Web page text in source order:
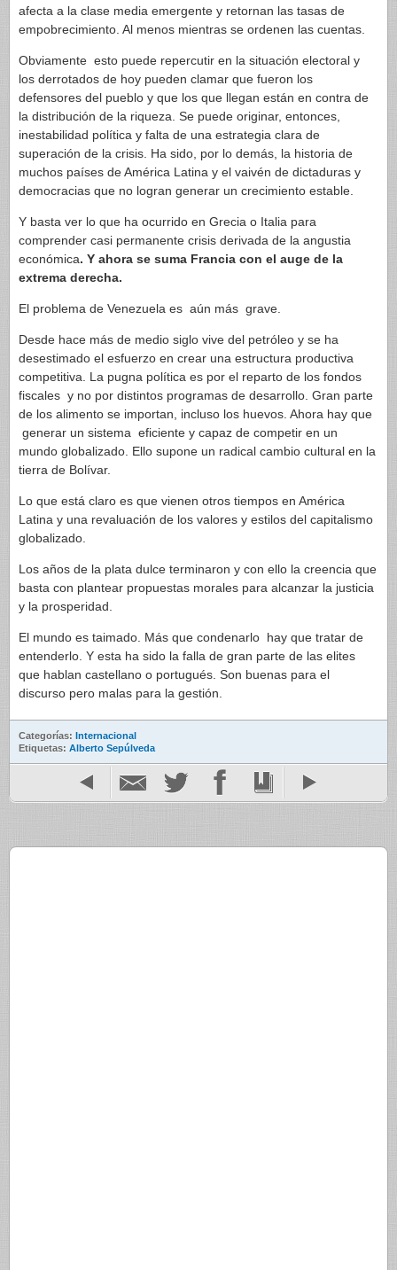
afecta a la clase media emergente y retornan las tasas de
empobrecimiento. Al menos mientras se ordenen las cuentas.
Obviamente esto puede repercutir en la situación electoral y
los derrotados de hoy pueden clamar que fueron los
defensores del pueblo y que los que llegan están en contra de
la distribución de la riqueza. Se puede originar, entonces,
inestabilidad política y falta de una estrategia clara de
superación de la crisis. Ha sido, por lo demás, la historia de
muchos países de América Latina y el vaivén de dictaduras y
democracias que no logran generar un crecimiento estable.
Y basta ver lo que ha ocurrido en Grecia o Italia para
comprender casi permanente crisis derivada de la angustia
económica. Y ahora se suma Francia con el auge de la
extrema derecha.
El problema de Venezuela es aún más grave.
Desde hace más de medio siglo vive del petróleo y se ha
desestimado el esfuerzo en crear una estructura productiva
competitiva. La pugna política es por el reparto de los fondos
fiscales y no por distintos programas de desarrollo. Gran parte
de los alimento se importan, incluso los huevos. Ahora hay que
generar un sistema eficiente y capaz de competir en un
mundo globalizado. Ello supone un radical cambio cultural en la
tierra de Bolívar.
Lo que está claro es que vienen otros tiempos en América
Latina y una revaluación de los valores y estilos del capitalismo
globalizado.
Los años de la plata dulce terminaron y con ello la creencia que
basta con plantear propuestas morales para alcanzar la justicia
y la prosperidad.
El mundo es taimado. Más que condenarlo hay que tratar de
entenderlo. Y esta ha sido la falla de gran parte de las elites
que hablan castellano o portugués. Son buenas para el
discurso pero malas para la gestión.
Categorías: Internacional
Etiquetas: Alberto Sepúlveda